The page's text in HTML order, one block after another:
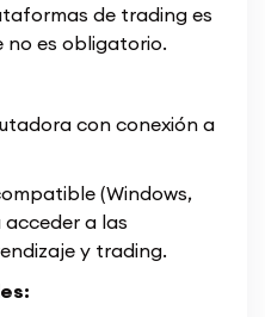
de trading es
no es obligatorio.
con conexión a
(Windows,
acceder a las
y trading.